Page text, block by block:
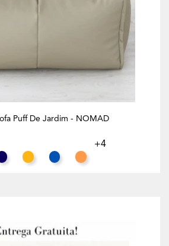
Puff De Jardim - NOMAD
Claro
Azul NoiteMostardaAzul Oceano
Terracota
+4